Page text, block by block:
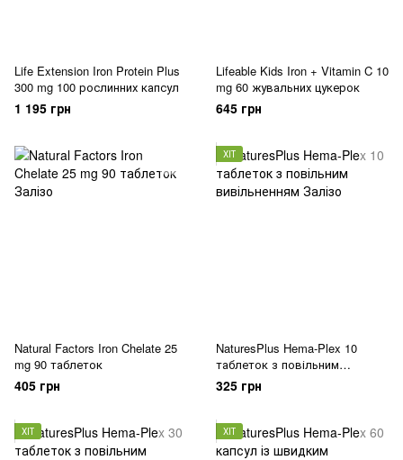
Life Extension Iron Protein Plus
300 mg 100 рослинних капсул
1 195 грн
Lifeable Kids Iron + Vitamin C 10
mg 60 жувальних цукерок
645 грн
Natural Factors Iron Chelate 25
mg 90 таблеток
405 грн
ХІТ
NaturesPlus Hema-Plex 10
таблеток з повільним
вивільненням
325 грн
ХІТ ХІТ